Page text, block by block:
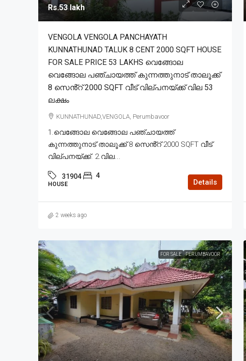
Rs.53 lakh
VENGOLA VENGOLA PANCHAYATH
KUNNATHUNAD TALUK 8 CENT 2000 SQFT HOUSE
FOR SALE PRICE 53 LAKHS വെങ്ങോല
വെങ്ങോല പഞ്ചായത്ത് കുന്നത്തുനാട് താലൂക്ക്
8 സെൻ്റ് 2000 SQFT വീട് വില്പനയ്ക്ക് വില 53
ലക്ഷം
KUNNATHUNAD,VENGOLA, Perumbavoor
1.വെങ്ങോല വെങ്ങോല പഞ്ചായത്ത്
കുന്നത്തുനാട് താലൂക്ക് 8 സെൻ്റ് 2000 SQFT വീട്
വില്പനയ്ക്ക്. 2.വില...
31904 4
HOUSE Details
2 weeks ago
FOR SALE PERUMBAVOOR